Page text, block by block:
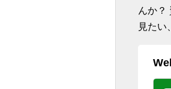
んか？
見たい